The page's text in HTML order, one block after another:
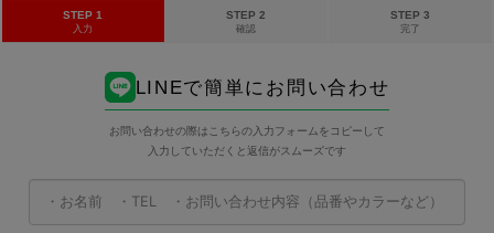
STEP 1
入力
STEP 2
確認
STEP 3
完了
LINEで簡単にお問い合わせ
お問い合わせの際はこちらの入力フォームをコピーして
入力していただくと返信がスムーズです